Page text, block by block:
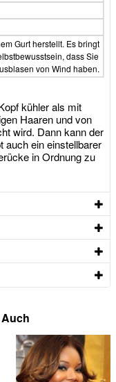
Gurt herstellt. Es bringt
dass Sie
von Wind haben.
kühler als mit
Haaren und von
wird. Dann kann der
auch ein einstellbarer
in Ordnung zu